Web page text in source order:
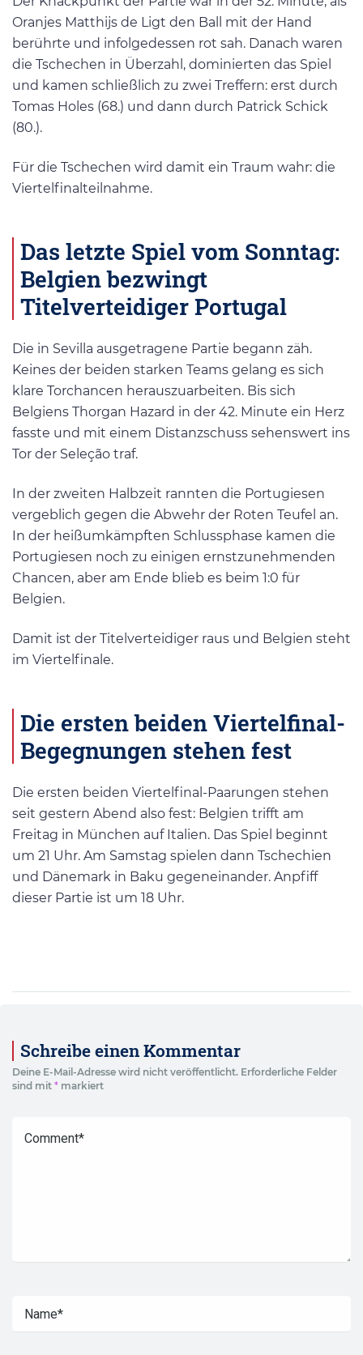
Oranjes Matthijs de Ligt den Ball mit der Hand
berührte und infolgedessen rot sah. Danach waren
die Tschechen in Überzahl, dominierten das Spiel
und kamen schließlich zu zwei Treffern: erst durch
Tomas Holes (68.) und dann durch Patrick Schick
(80.).
Für die Tschechen wird damit ein Traum wahr: die
Viertelfinalteilnahme.
Das letzte Spiel vom Sonntag:
Belgien bezwingt
Titelverteidiger Portugal
Die in Sevilla ausgetragene Partie begann zäh.
Keines der beiden starken Teams gelang es sich
klare Torchancen herauszuarbeiten. Bis sich
Belgiens Thorgan Hazard in der 42. Minute ein Herz
fasste und mit einem Distanzschuss sehenswert ins
Tor der Seleção traf.
In der zweiten Halbzeit rannten die Portugiesen
vergeblich gegen die Abwehr der Roten Teufel an.
In der heißumkämpften Schlussphase kamen die
Portugiesen noch zu einigen ernstzunehmenden
Chancen, aber am Ende blieb es beim 1:0 für
Belgien.
Damit ist der Titelverteidiger raus und Belgien steht
im Viertelfinale.
Die ersten beiden Viertelfinal-
Begegnungen stehen fest
Die ersten beiden Viertelfinal-Paarungen stehen
seit gestern Abend also fest: Belgien trifft am
Freitag in München auf Italien. Das Spiel beginnt
um 21 Uhr. Am Samstag spielen dann Tschechien
und Dänemark in Baku gegeneinander. Anpfiff
dieser Partie ist um 18 Uhr.
Schreibe einen Kommentar
Deine E-Mail-Adresse wird nicht veröffentlicht. Erforderliche Felder
sind mit * markiert